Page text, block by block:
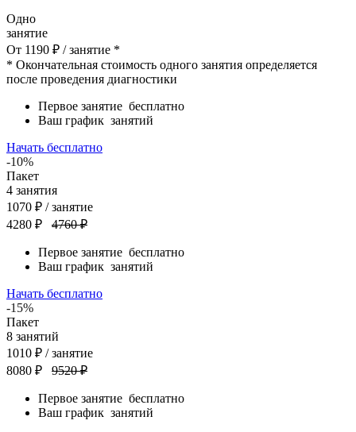
Одно
занятие
От 1190 ₽ / занятие *
* Окончательная стоимость одного занятия определяется
после проведения диагностики
Первое занятие бесплатно
Ваш график занятий
Начать бесплатно
-10%
Пакет
4 занятия
1070 ₽ / занятие
4280 ₽
4760 ₽
Первое занятие бесплатно
Ваш график занятий
Начать бесплатно
-15%
Пакет
8 занятий
1010 ₽ / занятие
8080 ₽
9520 ₽
Первое занятие бесплатно
Ваш график занятий